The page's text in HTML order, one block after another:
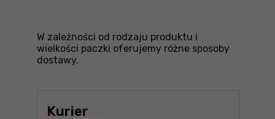
W zależności od rodzaju produktu i
wielkości paczki oferujemy różne sposoby
dostawy.
Kurier